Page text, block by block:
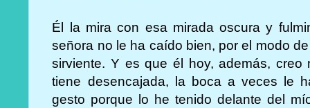
Él la mira con esa mirada oscura y
señora no le ha caído bien, por el modo
sirviente. Y es que él hoy, además,
tiene desencajada, la boca a veces le
gesto porque lo he tenido delante del